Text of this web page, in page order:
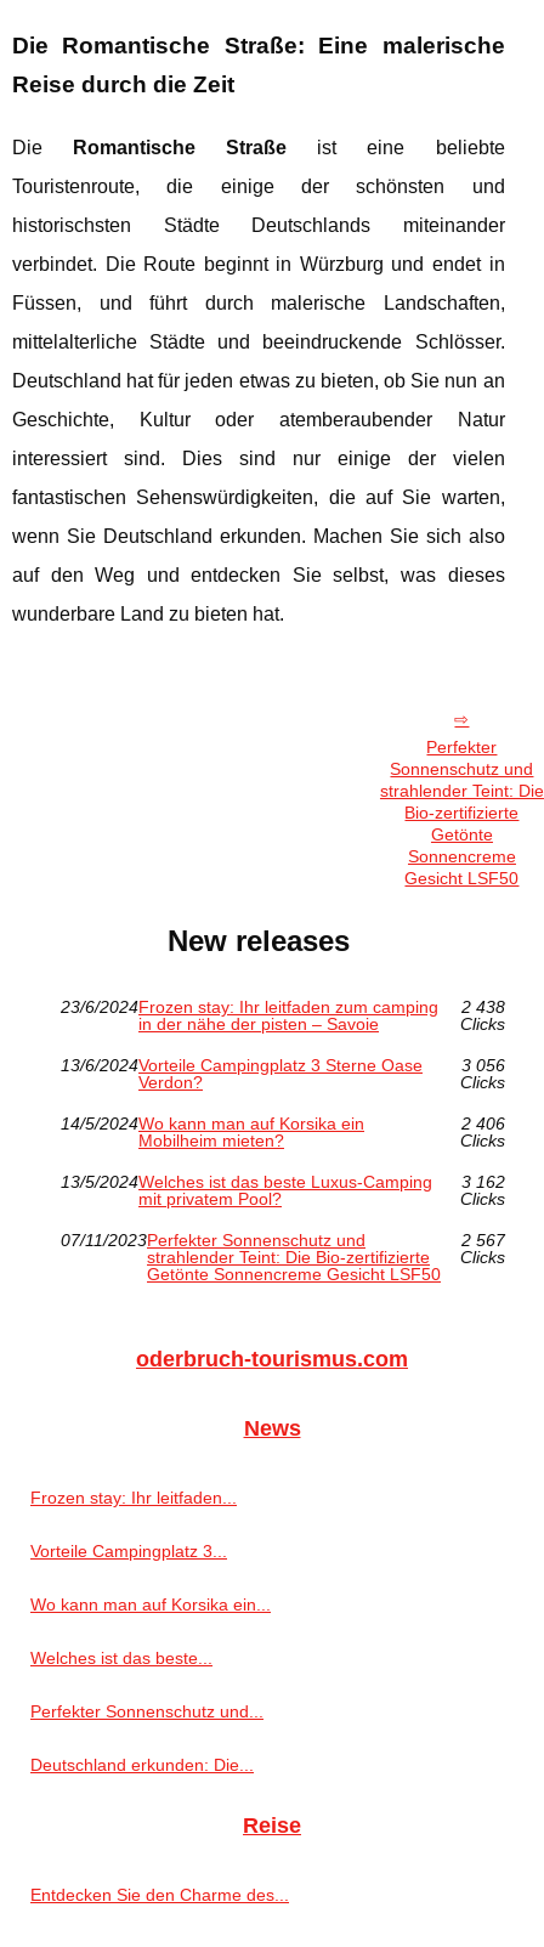
Die Romantische Straße: Eine malerische
Reise durch die Zeit
Die Romantische Straße ist eine beliebte
Touristenroute, die einige der schönsten und
historischsten Städte Deutschlands miteinander
verbindet. Die Route beginnt in Würzburg und endet in
Füssen, und führt durch malerische Landschaften,
mittelalterliche Städte und beeindruckende Schlösser.
Deutschland hat für jeden etwas zu bieten, ob Sie nun an
Geschichte, Kultur oder atemberaubender Natur
interessiert sind. Dies sind nur einige der vielen
fantastischen Sehenswürdigkeiten, die auf Sie warten,
wenn Sie Deutschland erkunden. Machen Sie sich also
auf den Weg und entdecken Sie selbst, was dieses
wunderbare Land zu bieten hat.
Perfekter
Sonnenschutz und
strahlender Teint: Die
Bio-zertifizierte
Getönte
Sonnencreme
Gesicht LSF50
New releases
23/6/2024Frozen stay: Ihr leitfaden zum camping
in der nähe der pisten – Savoie
2 438
Clicks
13/6/2024Vorteile Campingplatz 3 Sterne Oase
Verdon?
3 056
Clicks
14/5/2024Wo kann man auf Korsika ein
Mobilheim mieten?
2 406
Clicks
13/5/2024Welches ist das beste Luxus-Camping
mit privatem Pool?
3 162
Clicks
07/11/2023Perfekter Sonnenschutz und
strahlender Teint: Die Bio-zertifizierte
Getönte Sonnencreme Gesicht LSF50
2 567
Clicks
oderbruch-tourismus.com
News
Frozen stay: Ihr leitfaden...
Vorteile Campingplatz 3...
Wo kann man auf Korsika ein...
Welches ist das beste...
Perfekter Sonnenschutz und...
Deutschland erkunden: Die...
Reise
Entdecken Sie den Charme des...